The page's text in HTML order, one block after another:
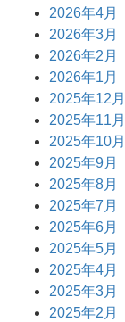
2026年4月
2026年3月
2026年2月
2026年1月
2025年12月
2025年11月
2025年10月
2025年9月
2025年8月
2025年7月
2025年6月
2025年5月
2025年4月
2025年3月
2025年2月